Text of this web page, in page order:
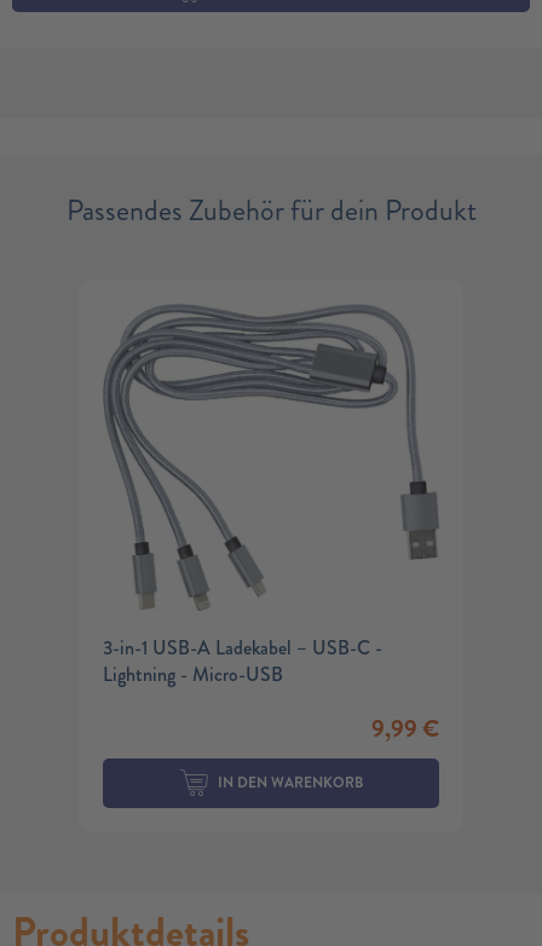
Passendes Zubehör für dein Produkt
3-in-1 USB-A Ladekabel – USB-C -
Lightning - Micro-USB
9,99€
IN DEN WARENKORB
Produktdetails